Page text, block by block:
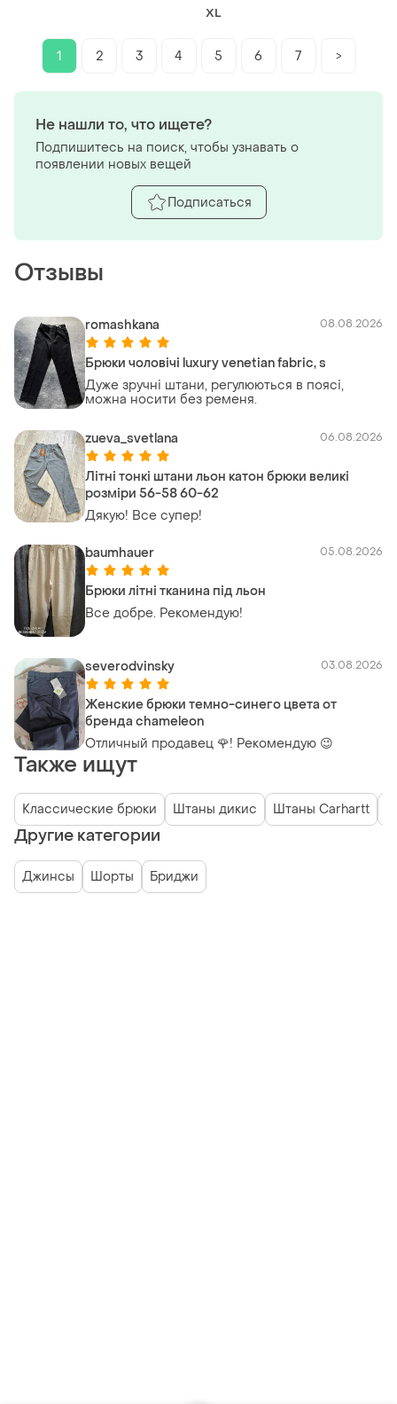
XL
1 2 3 4 5 6 7 >
Отзывы
romashkana 08.08.2026
Брюки чоловічі luxury venetian fabric, s
Дуже зручні штани, регулюються в поясі,
можна носити без ременя.
zueva_svetlana 06.08.2026
Літні тонкі штани льон катон брюки великі
розміри 56-58 60-62
Дякую! Все супер!
baumhauer 05.08.2026
Брюки літні тканина під льон
Все добре. Рекомендую!
severodvinsky 03.08.2026
Женские брюки темно-синего цвета от
бренда chameleon
Отличный продавец 🌹! Рекомендую 😉
Также ищут
Классические брюки Штаны дикис Штаны Carhartt
Другие категории
Джинсы Шорты Бриджи
Не нашли то, что ищете?
Подпишитесь на поиск, чтобы узнавать о
появлении новых вещей
Подписаться